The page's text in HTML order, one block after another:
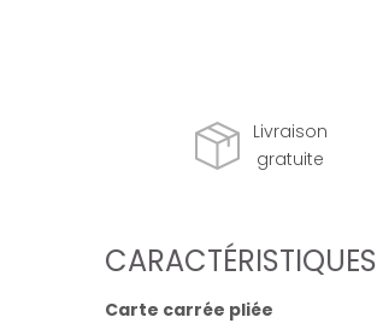
Livraison
gratuite
CARACTÉRISTIQUES
Carte carrée pliée